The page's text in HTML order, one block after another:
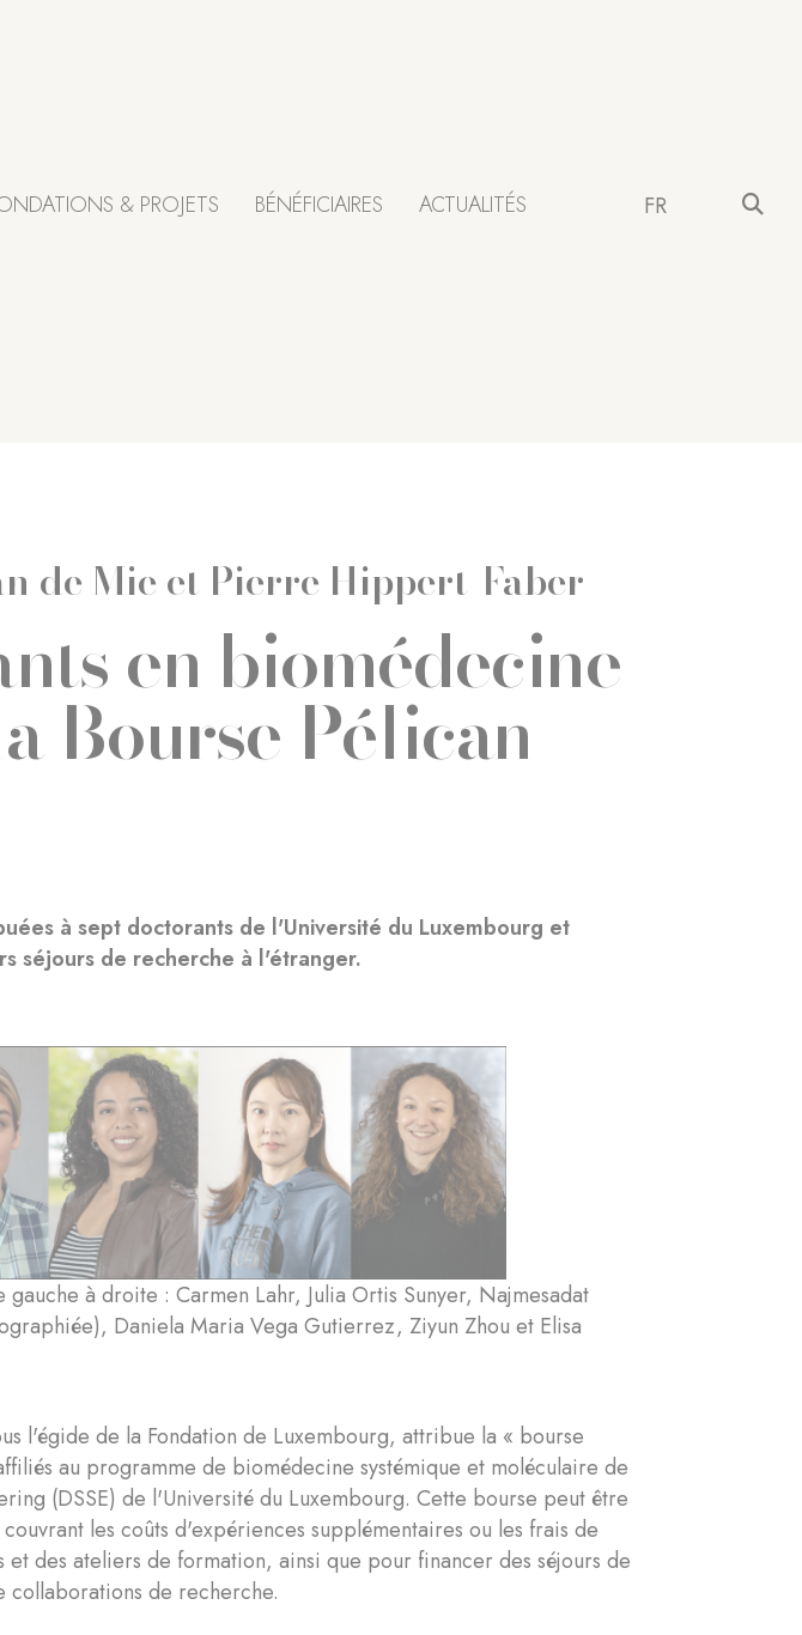
& PROJETS BÉNÉFICIAIRES ACTUALITÉS FR
de Mie et Pierre Hippert-Faber
en biomédecine
Bourse Pélican
à sept doctorants de l'Université du Luxembourg et
séjours de recherche à l'étranger.
à droite : Carmen Lahr, Julia Ortis Sunyer, Najmesadat
Daniela Maria Vega Gutierrez, Ziyun Zhou et Elisa
l'égide de la Fondation de Luxembourg, attribue la « bourse
au programme de biomédecine systémique et moléculaire de
(DSSE) de l'Université du Luxembourg. Cette bourse peut être
les coûts d'expériences supplémentaires ou les frais de
des ateliers de formation, ainsi que pour financer des séjours de
de recherche.